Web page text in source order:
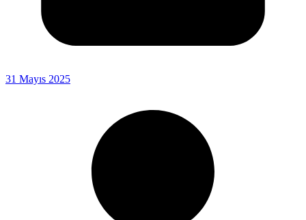
31 Mayıs 2025